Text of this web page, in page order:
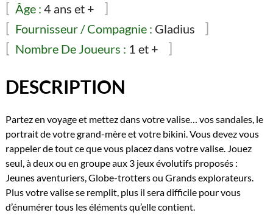
valise
Âge : 4 ans et +
Fournisseur / Compagnie : Gladius
Nombre De Joueurs : 1 et +
DESCRIPTION
Partez en voyage et mettez dans votre valise… vos sandales, le
portrait de votre grand-mère et votre bikini. Vous devez vous
rappeler de tout ce que vous placez dans votre valise. Jouez
seul, à deux ou en groupe aux 3 jeux évolutifs proposés :
Jeunes aventuriers, Globe-trotters ou Grands explorateurs.
Plus votre valise se remplit, plus il sera difficile pour vous
d’énumérer tous les éléments qu’elle contient.